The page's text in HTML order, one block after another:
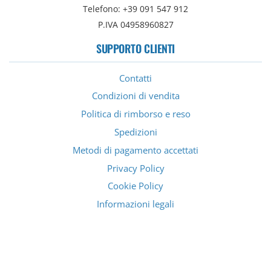
Telefono: +39 091 547 912
P.IVA 04958960827
SUPPORTO CLIENTI
Contatti
Condizioni di vendita
Politica di rimborso e reso
Spedizioni
Metodi di pagamento accettati
Privacy Policy
Cookie Policy
Informazioni legali